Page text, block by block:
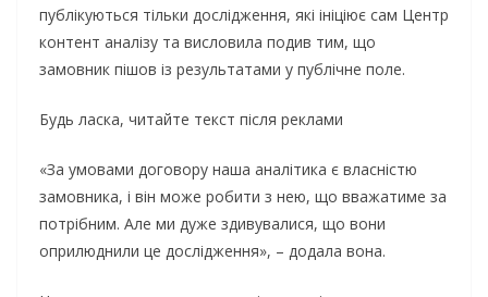
публікуються тільки дослідження, які ініціює сам Центр
контент аналізу та висловила подив тим, що
замовник пішов із результатами у публічне поле.
Будь ласка, читайте текст після реклами
«За умовами договору наша аналітика є власністю
замовника, і він може робити з нею, що вважатиме за
потрібним. Але ми дуже здивувалися, що вони
оприлюднили це дослідження», – додала вона.